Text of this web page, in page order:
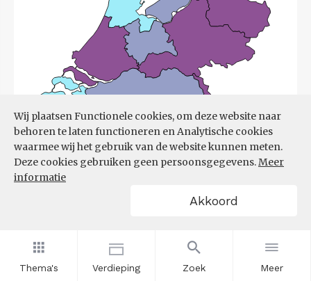
Thema's Verdieping Zoek Meer
Wij plaatsen Functionele cookies, om deze website naar
behoren te laten functioneren en Analytische cookies
waarmee wij het gebruik van de website kunnen meten.
Deze cookies gebruiken geen persoonsgegevens.Meer
informatie
Akkoord
ONTWIKKELING ONTSTANE
Filters